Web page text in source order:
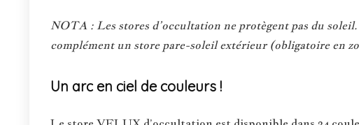
NOTA : Les stores d’occultation ne protègent pas du
complément un store pare-soleil extérieur (obligatoire en
Un arc en ciel de couleurs !